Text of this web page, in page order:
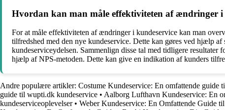
Hvordan kan man måle effektiviteten af ændringer i
For at måle effektiviteten af ændringer i kundeservice kan man
tilfredshed med den nye kundeservice. Dette kan gøres ved hjælp
kundeserviceydelsen. Sammenlign disse tal med tidligere
hjælp af NPS-metoden. Dette kan give en indikation af kunders
Andre populære artikler: Costume Kundeservice: En omfattende guide
guide til wupti.dk kundeservice • Aalborg Lufthavn Kundeservice: En
kundeserviceoplevelser• Weber Kundeservice: En Omfattende Guide